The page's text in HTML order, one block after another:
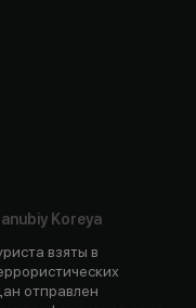
Koreya
взяты в
отправлен